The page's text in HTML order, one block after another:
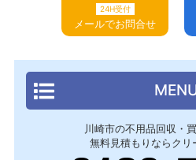
24H受付
メールでお問合せ
川崎市の不用品回収・
無料見積もりならクリ